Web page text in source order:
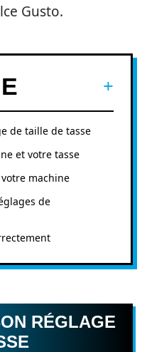
Gusto.
de taille de tasse
et votre tasse
machine
de
RÉGLAGE